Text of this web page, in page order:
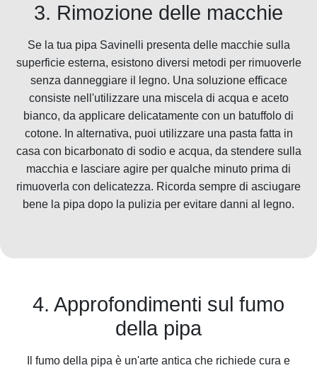
3. Rimozione delle macchie
Se la tua pipa Savinelli presenta delle macchie sulla
superficie esterna, esistono diversi metodi per rimuoverle
senza danneggiare il legno. Una soluzione efficace
consiste nell'utilizzare una miscela di acqua e aceto
bianco, da applicare delicatamente con un batuffolo di
cotone. In alternativa, puoi utilizzare una pasta fatta in
casa con bicarbonato di sodio e acqua, da stendere sulla
macchia e lasciare agire per qualche minuto prima di
rimuoverla con delicatezza. Ricorda sempre di asciugare
bene la pipa dopo la pulizia per evitare danni al legno.
4. Approfondimenti sul fumo
della pipa
Il fumo della pipa è un'arte antica che richiede cura e